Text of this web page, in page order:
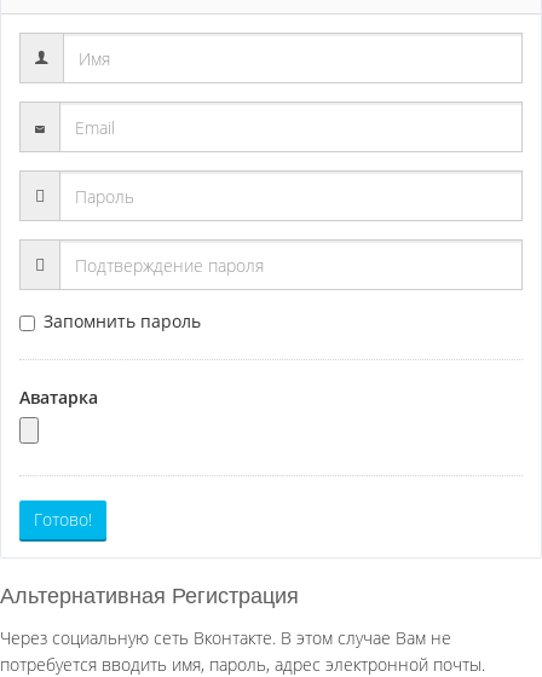
Запомнить пароль
Аватарка
Готово!
Альтернативная Регистрация
Через социальную сеть Вконтакте. В этом случае Вам не
потребуется вводить имя, пароль, адрес электронной почты.